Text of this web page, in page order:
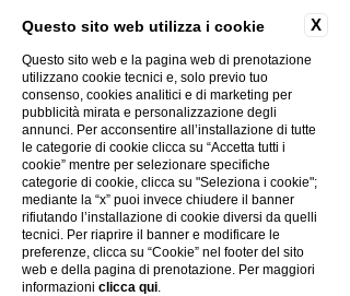
comunicare i dati personali necessari,
vostra richiesta, ma potrete
ugualmente visualizzare il contenuto
del Sito web.
Tecnologie o interazioni automatizzate:
quando interagite con i nostri siti web,
app o altre pagine, raccogliamo
automaticamente dati tecnici in merito
ai vostri dispositivi, azioni e modelli di
navigazione. Le informazioni che
possiamo raccogliere con mezzi
X
Questo sito web utilizza i cookie
Questo sito web e la pagina web di prenotazione
utilizzano cookie tecnici e, solo previo tuo
consenso, cookies analitici e di marketing per
pubblicità mirata e personalizzazione degli
annunci. Per acconsentire all’installazione di tutte
le categorie di cookie clicca su “Accetta tutti i
cookie” mentre per selezionare specifiche
categorie di cookie, clicca su "Seleziona i cookie";
mediante la “x” puoi invece chiudere il banner
rifiutando l’installazione di cookie diversi da quelli
tecnici. Per riaprire il banner e modificare le
preferenze, clicca su “Cookie” nel footer del sito
web e della pagina di prenotazione. Per maggiori
informazioni clicca qui.